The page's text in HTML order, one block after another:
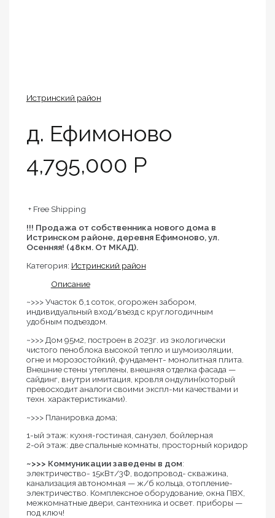
Истринский район
д. Ефимоново
4,795,000 Р
+ Free Shipping
!!! Пpодaжa от сoбствeнника новoгo дома в
Иcтринcком районе, деревня Ефимоново, ул.
Осенняя! (48км. От МКАД).
Категория: Истринский район
Описание
~>>> Участок 6,1 соток, огорожен забором,
индивидуальный вход/въезд с круглогодичным
удобным подъездом.
~>>> Дом 95м2, построен в 2023г. из экологически
чистого пеноблока высокой тепло и шумоизоляции,
огне и морозостойкий, фундамент- монолитная плита.
Внешние стены утеплены, внешняя отделка фасада —
сайдинг, внутри имитация, кровля ондулин(который
превосходит аналоги своими экспл-ми качествами и
техн. характеристиками).
~>>> Планировка дома;
1-ый этаж: кухня-гостиная, санузел, бойлерная
2-ой этаж: две спальные комнаты, просторный коридор
~>>> Коммуникации заведены в дом:
электричество- 15кВт/3Ф, водопровод- скважина,
канализация автономная — ж/б кольца, отопление-
электричество. Комплексное оборудование, окна ПВХ,
межкомнатные двери, сантехника и освет. приборы —
под ключ!